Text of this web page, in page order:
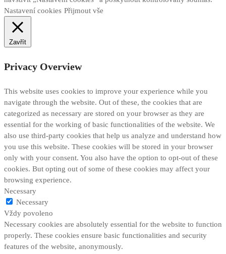
Nastavení cookies Přijmout vše
Zavřít
Privacy Overview
This website uses cookies to improve your experience while you
navigate through the website. Out of these, the cookies that are
categorized as necessary are stored on your browser as they are
essential for the working of basic functionalities of the website. We
also use third-party cookies that help us analyze and understand how
you use this website. These cookies will be stored in your browser
only with your consent. You also have the option to opt-out of these
cookies. But opting out of some of these cookies may affect your
browsing experience.
Necessary
Necessary
Vždy povoleno
Necessary cookies are absolutely essential for the website to function
properly. These cookies ensure basic functionalities and security
features of the website, anonymously.